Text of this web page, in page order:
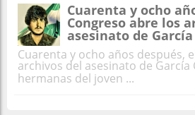
Cuarenta y ocho
Congreso abre los
asesinato de
Cuarenta y ocho años después,
archivos del asesinato de García
hermanas del joven ...